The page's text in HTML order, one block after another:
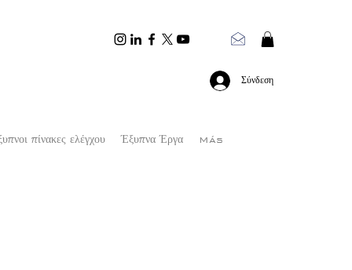
Σύνδεση
πίνακες ελέγχου Έξυπνα Έργα Más